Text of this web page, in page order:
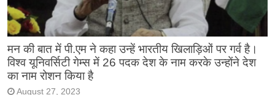
मन की बात में पी.एम ने कहा उन्हें भारतीय खिलाड़िओं पर गर्व है।
विश्व यूनिवर्सिटी गेम्स में 26 पदक देश के नाम करके उन्होंने देश
का नाम रोशन किया है
August 27, 2023